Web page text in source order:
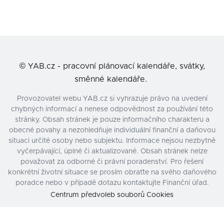
© YAB.cz - pracovní plánovací kalendáře, svátky,
směnné kalendáře.
Provozovatel webu YAB.cz si vyhrazuje právo na uvedení
chybných informací a nenese odpovědnost za používání této
stránky. Obsah stránek je pouze informačního charakteru a
obecné povahy a nezohledňuje individuální finanční a daňovou
situaci určité osoby nebo subjektu. Informace nejsou nezbytně
vyčerpávající, úplné či aktualizované. Obsah stránek nelze
považovat za odborné či právní poradenství. Pro řešení
konkrétní životní situace se prosím obraťte na svého daňového
poradce nebo v případě dotazu kontaktujte Finanční úřad.
Centrum předvoleb souborů Cookies